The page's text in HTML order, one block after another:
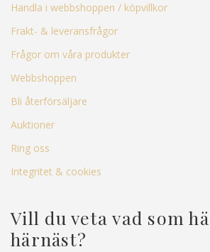
Handla i webbshoppen / köpvillkor
Frakt- & leveransfrågor
Frågor om våra produkter
Webbshoppen
Bli återförsäljare
Auktioner
Ring oss
Integritet & cookies
Vill du veta vad som
härnäst?